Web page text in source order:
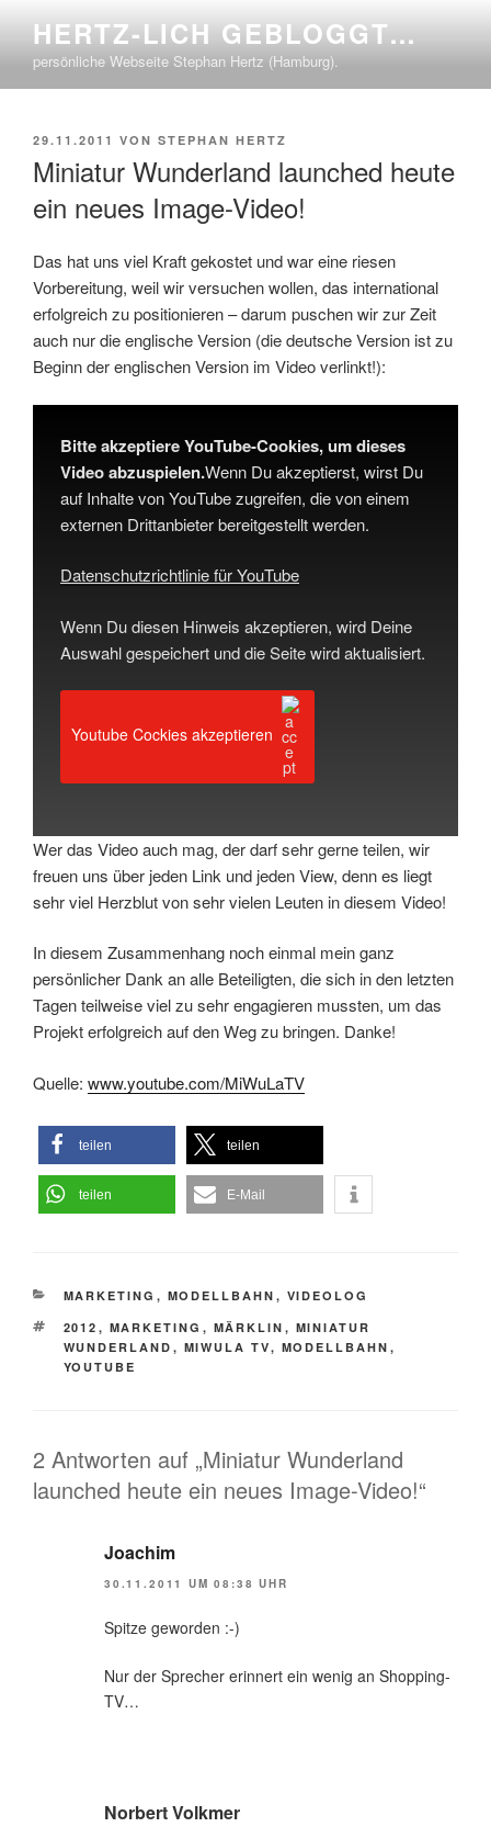
springen
HERTZ-LICH GEBLOGGT…
persönliche Webseite Stephan Hertz (Hamburg).
VERÖFFENTLICHT
29.11.2011 VON STEPHAN HERTZ
Miniatur Wunderland launched heute
ein neues Image-Video!
Das hat uns viel Kraft gekostet und war eine riesen
Vorbereitung, weil wir versuchen wollen, das international
erfolgreich zu positionieren – darum puschen wir zur Zeit
auch nur die englische Version (die deutsche Version ist zu
Beginn der englischen Version im Video verlinkt!):
Bitte akzeptiere YouTube-Cookies, um dieses
Video abzuspielen.Wenn Du akzeptierst, wirst Du
auf Inhalte von YouTube zugreifen, die von einem
externen Drittanbieter bereitgestellt werden.
Datenschutzrichtlinie für YouTube
Wenn Du diesen Hinweis akzeptieren, wird Deine
Auswahl gespeichert und die Seite wird aktualisiert.
Youtube Cockies akzeptieren
Wer das Video auch mag, der darf sehr gerne teilen, wir
freuen uns über jeden Link und jeden View, denn es liegt
sehr viel Herzblut von sehr vielen Leuten in diesem Video!
In diesem Zusammenhang noch einmal mein ganz
persönlicher Dank an alle Beteiligten, die sich in den letzten
Tagen teilweise viel zu sehr engagieren mussten, um das
Projekt erfolgreich auf den Weg zu bringen. Danke!
Quelle: www.youtube.com/MiWuLaTV
teilen teilen
teilen E-Mail
KATEGORIEN
MARKETING , MODELLBAHN , VIDEOLOG
SCHLAGWÖRTER
2012 , MARKETING , MÄRKLIN , MINIATUR
WUNDERLAND , MIWULA TV, MODELLBAHN ,
YOUTUBE
2 Antworten auf „Miniatur Wunderland
launched heute ein neues Image-Video!“
Joachim
30.11.2011 UM 08:38 UHR
Spitze geworden :-)
Nur der Sprecher erinnert ein wenig an Shopping-
TV…
Norbert Volkmer